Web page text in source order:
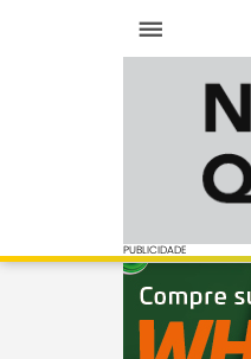
PUBLICIDADE
PUBLICIDADE